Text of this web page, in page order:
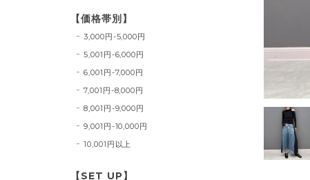
【価格帯別】
3,000円-5,000円
5,001円-6,000円
6,001円-7,000円
7,001円-8,000円
8,001円-9,000円
9,001円-10,000円
10,001円以上
【SET UP】